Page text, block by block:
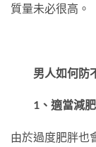
質量未必很高。
男人如何防
1、適當減肥
由於過度肥胖也